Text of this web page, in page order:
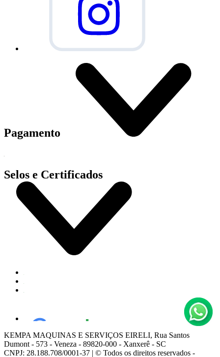
Pagamento
Selos e Certificados
KEMPA MAQUINAS E SERVIÇOS EIRELI, Rua Santos
Dumont - 573 - Veneza - 89820-000 - Xanxerê - SC
CNPJ: 28.188.708/0001-37 | © Todos os direitos reservados -